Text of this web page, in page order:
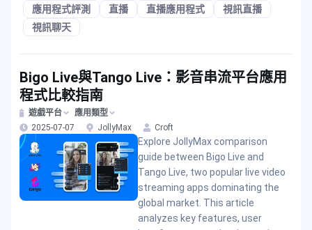
應用程式評測
直播 直播應用程式
視訊直播
視訊聊天
Bigo Live與Tango Live：影音串流平台應用
程式比較指南
遊戲平台
應用類型
2025-07-07
JollyMax Croft
Explore JollyMax comparison
guide between Bigo Live and
Tango Live, two popular live video
streaming apps dominating the
global market. This article
analyzes key features, user